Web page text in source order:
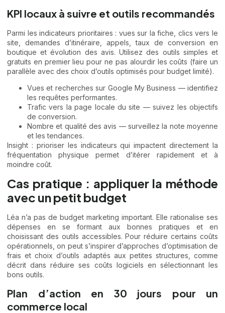
KPI locaux à suivre et outils recommandés
Parmi les indicateurs prioritaires : vues sur la fiche, clics vers le
site, demandes d’itinéraire, appels, taux de conversion en
boutique et évolution des avis. Utilisez des outils simples et
gratuits en premier lieu pour ne pas alourdir les coûts (faire un
parallèle avec des choix d’outils optimisés pour budget limité).
Vues et recherches sur Google My Business — identifiez
les requêtes performantes.
Trafic vers la page locale du site — suivez les objectifs
de conversion.
Nombre et qualité des avis — surveillez la note moyenne
et les tendances.
Insight : prioriser les indicateurs qui impactent directement la
fréquentation physique permet d’itérer rapidement et à
moindre coût.
Cas pratique : appliquer la méthode
avec un petit budget
Léa n’a pas de budget marketing important. Elle rationalise ses
dépenses en se formant aux bonnes pratiques et en
choisissant des outils accessibles. Pour réduire certains coûts
opérationnels, on peut s’inspirer d’approches d’optimisation de
frais et choix d’outils adaptés aux petites structures, comme
décrit dansréduire ses coûts logiciels en sélectionnant les
bons outils.
Plan d’action en 30 jours pour un
commerce local